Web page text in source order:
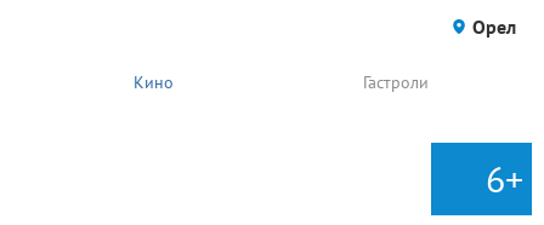
Орел
Кино Гастроли
6+